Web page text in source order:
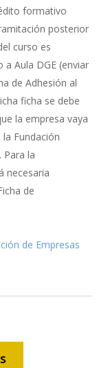
formativo
posterior
curso es
Aula DGE (enviar
de Adhesión al
ficha se debe
la empresa vaya
Fundación
Para la
necesaria
de
de Empresas